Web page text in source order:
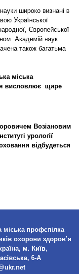
широко визнані в
Української
Європейської
Академій наук
також багатьма
міська
висловлює щире
Возіановим
урології
відбудеться
міська профспілка
охорони здоров’я
м. Київ,
6-А